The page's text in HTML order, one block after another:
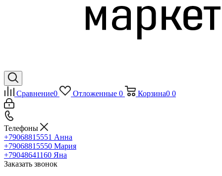
Сравнение0 Отложенные 0 Корзина0 0
Телефоны
+79068815551 Анна
+79068815550 Мария
+79048641160 Яна
Заказать звонок